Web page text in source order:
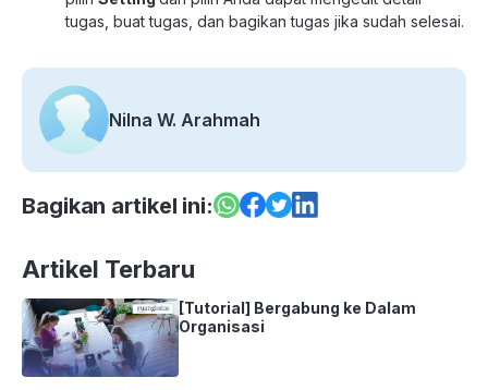
tugas, buat tugas, dan bagikan tugas jika sudah selesai.
Nilna W. Arahmah
Bagikan artikel ini:
Artikel Terbaru
[Tutorial] Bergabung ke Dalam
Organisasi